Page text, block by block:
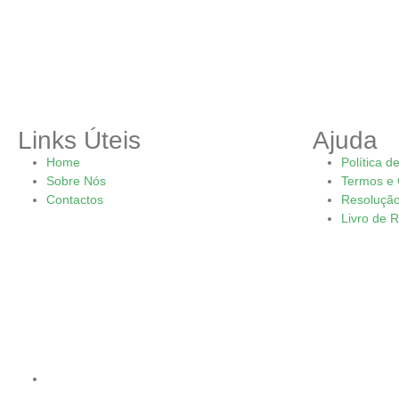
Links Úteis
Home
Sobre Nós
Contactos
Ajuda
Política
Termos e
Livro de